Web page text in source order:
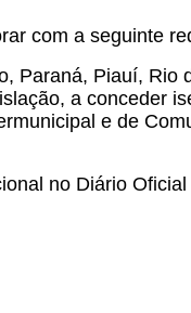
com a seguinte
Paraná, Piauí,
a conceder
e de
no Diário